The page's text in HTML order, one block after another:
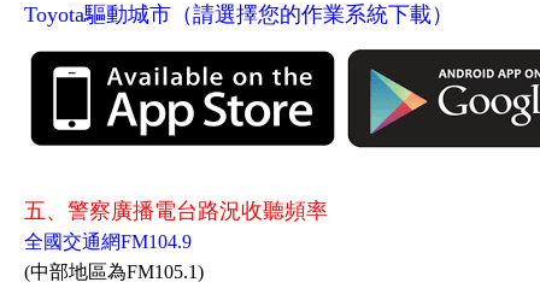
Toyota驅動城市（請選擇您的作業系統下載）
五、警察廣播電台路況收聽頻率
全國交通網FM104.9
(中部地區為FM105.1)